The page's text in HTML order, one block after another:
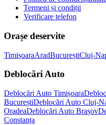
Termeni și condiții
Verificare telefon
Orașe deservite
TimișoaraAradBucureștiCluj-
Deblocări Auto
Deblocări Auto Timișoara
BucureștiDeblocări Auto Cluj-
OradeaDeblocări Auto Brașov
Constanța